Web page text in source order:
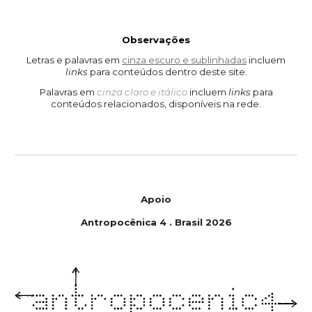
Observações
Letras e palavras em cinza escuro e sublinhadas incluem
links para conteúdos dentro deste site.
Palavras em cinza claro e itálico incluem links para
conteúdos relacionados, disponíveis na rede.
Apoio
Antropocênica 4. Brasil 2026